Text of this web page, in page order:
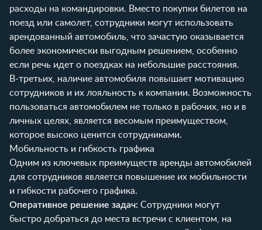
расходы на командировки. Вместо покупки билетов на
поезд или самолет, сотрудники могут использовать
арендованный автомобиль, что зачастую оказывается
более экономически выгодным решением, особенно
если речь идет о поездках на небольшие расстояния.
В-третьих, наличие автомобиля повышает мотивацию
сотрудников и их лояльность к компании. Возможность
пользоваться автомобилем не только в рабочих, но и в
личных целях, является весомым преимуществом,
которое высоко ценится сотрудниками.
Мобильность и гибкость графика
Одним из ключевых преимуществ аренды автомобилей
для сотрудников является повышение их мобильности
и гибкости рабочего графика.
Оперативное решение задач: Сотрудники могут
быстро добраться до места встречи с клиентом, на